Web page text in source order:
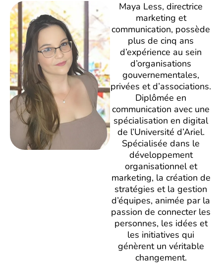
Maya Less, directrice
marketing et
communication, possède
plus de cinq ans
d’expérience au sein
d’organisations
gouvernementales,
privées et d’associations.
Diplômée en
communication avec une
spécialisation en digital
de l’Université d’Ariel.
Spécialisée dans le
développement
organisationnel et
marketing, la création de
stratégies et la gestion
d’équipes, animée par la
passion de connecter les
personnes, les idées et
les initiatives qui
génèrent un véritable
changement.